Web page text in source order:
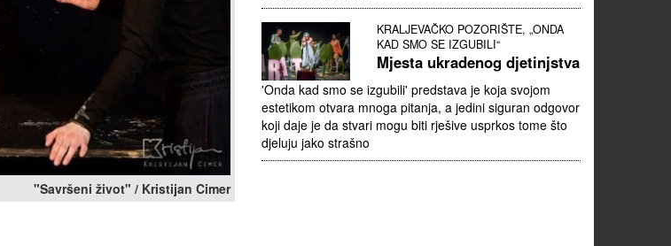
"Savršeni život" / Kristijan Cimer
KRALJEVAČKO POZORIŠTE, „ONDA
KAD SMO SE IZGUBILI“
Mjesta ukradenog djetinjstva
'Onda kad smo se izgubili' predstava je koja svojom
estetikom otvara mnoga pitanja, a jedini siguran odgovor
koji daje je da stvari mogu biti rješive usprkos tome što
djeluju jako strašno